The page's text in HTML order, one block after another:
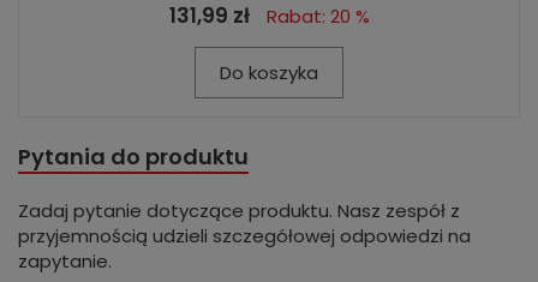
131,99 zł Rabat: 20 %
Do koszyka
Pytania do produktu
Zadaj pytanie dotyczące produktu. Nasz zespół z
przyjemnością udzieli szczegółowej odpowiedzi na
zapytanie.